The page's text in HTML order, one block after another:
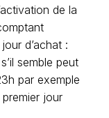
de la
d’achat :
semble peut
par exemple
jour